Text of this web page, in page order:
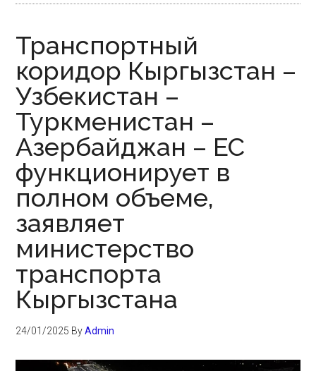
Транспортный
коридор Кыргызстан –
Узбекистан –
Туркменистан –
Азербайджан – ЕС
функционирует в
полном объеме,
заявляет
министерство
транспорта
Кыргызстана
24/01/2025 ByAdmin